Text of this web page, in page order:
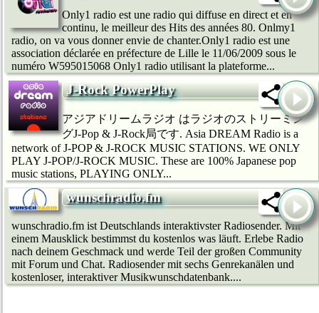
Only1 radio est une radio qui diffuse en direct et en
continu, le meilleur des Hits des années 80. Onlmy1
radio, on va vous donner envie de chanter.Only1 radio est une
association déclarée en préfecture de Lille le 11/06/2009 sous le
numéro W595015068 Only1 radio utilisant la plateforme...
J-Rock PowerPlay
アジアドリームラジオ はラジオのストリーミン
グJ-Pop & J-Rock局です. Asia DREAM Radio is a
network of J-POP & J-ROCK MUSIC STATIONS. WE ONLY
PLAY J-POP/J-ROCK MUSIC. These are 100% Japanese pop
music stations, PLAYING ONLY...
wunschradio.fm
wunschradio.fm ist Deutschlands interaktivster Radiosender. Mit
einem Mausklick bestimmst du kostenlos was läuft. Erlebe Radio
nach deinem Geschmack und werde Teil der großen Community
mit Forum und Chat. Radiosender mit sechs Genrekanälen und
kostenloser, interaktiver Musikwunschdatenbank....